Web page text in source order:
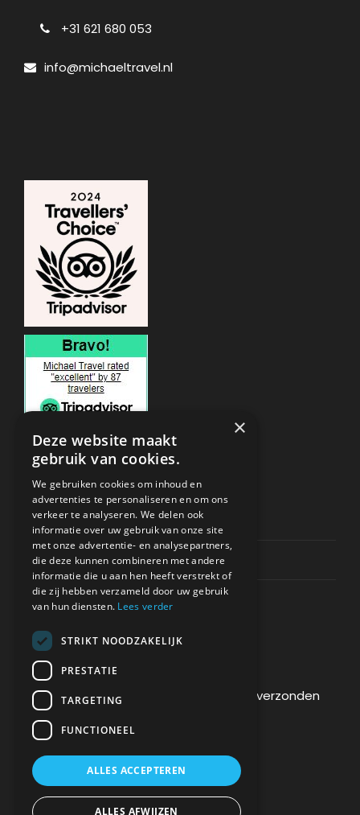
+31 621 680 053
info@michaeltravel.nl
ONDERSTEUNING
Privacy & Policy
Contact Channels
BETAAL VEILIG BIJ ONS
De betaling wordt versleuteld en veilig verzonden
via een SSL-protocol.
×
Deze website maakt
gebruik van cookies.
We gebruiken cookies om inhoud en
advertenties te personaliseren en om ons
verkeer te analyseren. We delen ook
informatie over uw gebruik van onze site
met onze advertentie- en analysepartners,
die deze kunnen combineren met andere
informatie die u aan hen heeft verstrekt of
die zij hebben verzameld door uw gebruik
van hun diensten. Lees verder
STRIKT NOODZAKELIJK
PRESTATIE
TARGETING
FUNCTIONEEL
ALLES ACCEPTEREN
ALLES AFWIJZEN